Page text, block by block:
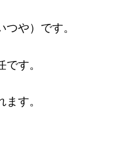
つや）です。
す。
す。